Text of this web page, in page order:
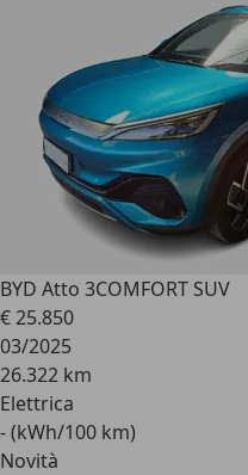
BYD Atto 3COMFORT SUV
€ 25.850
03/2025
26.322 km
Elettrica
- (kWh/100 km)
Novità